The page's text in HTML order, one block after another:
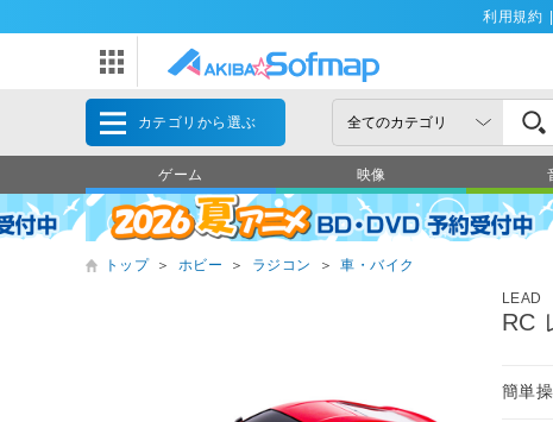
利用規約
カテゴリから選ぶ
ゲーム 映像
トップ ＞ ホビー ＞ ラジコン ＞
車・バイク
LEAD
RC
簡単